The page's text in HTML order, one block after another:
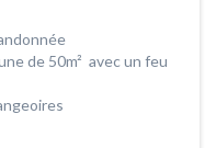
de 50m² avec un feu